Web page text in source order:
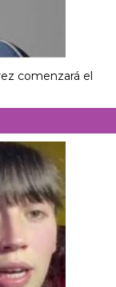
comenzará el